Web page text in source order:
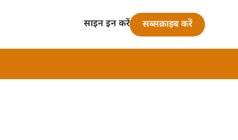
साइन इन करें सब्सक्राइब करें